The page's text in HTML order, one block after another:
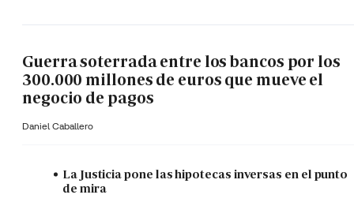
Guerra soterrada entre los bancos por los
300.000 millones de euros que mueve el
negocio de pagos
Daniel Caballero
La Justicia pone las hipotecas inversas en el punto
de mira